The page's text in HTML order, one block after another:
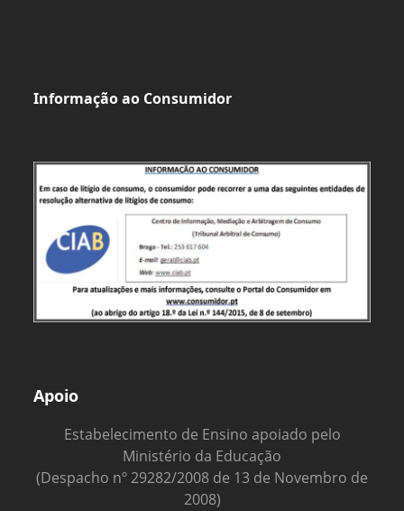
Informação ao Consumidor
Apoio
Estabelecimento de Ensino apoiado pelo
Ministério da Educação
(Despacho nº 29282/2008 de 13 de Novembro de
2008)